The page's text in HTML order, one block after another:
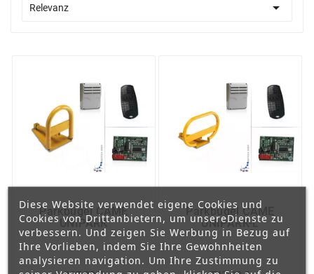
Relevanz 
Parkbügel CAME
UNIPARK
Parkbügel CAME
UNIPARK-L
Diese Website verwendet eigene Cookies und
Cookies von Drittanbietern, um unsereDienste zu
verbessern. Und zeigen Sie Werbung in Bezug auf
Ihre Vorlieben, indem Sie Ihre Gewohnheiten
analysieren navigation. Um Ihre Zustimmung zu